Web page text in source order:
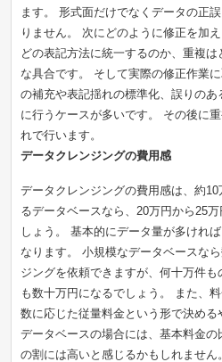
ます。 形式面だけでなくデータの正
りません。 次にどのように修正を加
どの表記方法に統一するのか、重複
な具合です。 そして実際の修正作業
の補充や表記揺れの標準化、誤りの
に行うケースが多いです。 その後に
れで行います。
データクレンジングの費用感
データクレンジングの費用感は、約
るデータベースなら、20万円から25
しょう。 基本的にデータ量が多けれ
なります。 小規模なデータベースな
ジングを依頼できますが、何十万件
も数十万円になるでしょう。 また、
数に応じた従量料金という形で決め
データベースの場合には、基本料金
の割には高いと感じるかもしれません